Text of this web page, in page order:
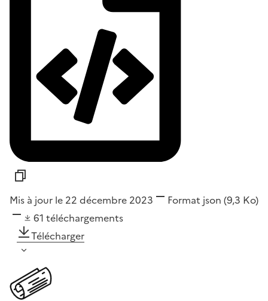
Mis à jour le 22 décembre 2023 Format json (9,3 Ko)
61 téléchargements
Télécharger